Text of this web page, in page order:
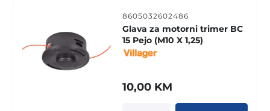
8605032602486
Glava za motorni trimer BC
15 Pejo (M10 X 1,25)
10,00 KM